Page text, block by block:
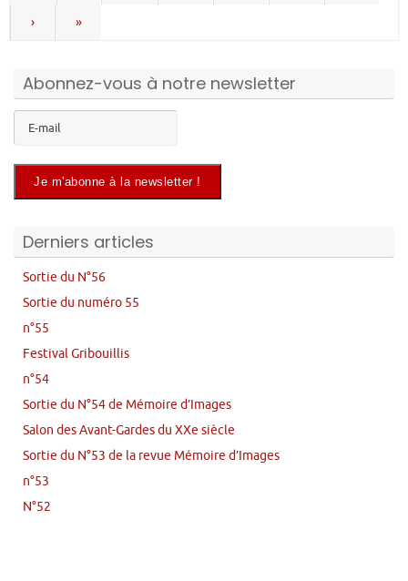
› »
Abonnez-vous à notre newsletter
Derniers articles
Sortie du N°56
Sortie du numéro 55
n°55
Festival Gribouillis
n°54
Sortie du N°54 de Mémoire d’Images
Salon des Avant-Gardes du XXe siècle
Sortie du N°53 de la revue Mémoire d’Images
n°53
N°52